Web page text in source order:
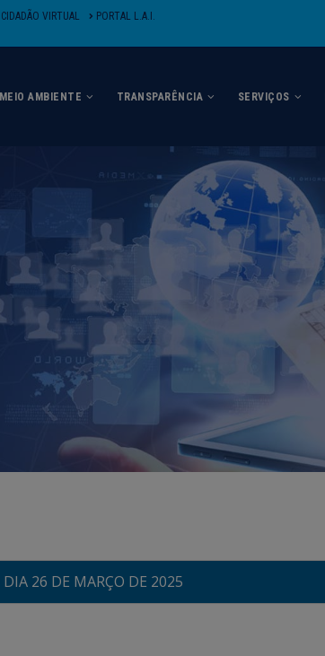
VIRTUAL PORTAL L.A.I.
MEIO AMBIENTE TRANSPARÊNCIA SERVIÇOS
26 DE MARÇO DE 2025